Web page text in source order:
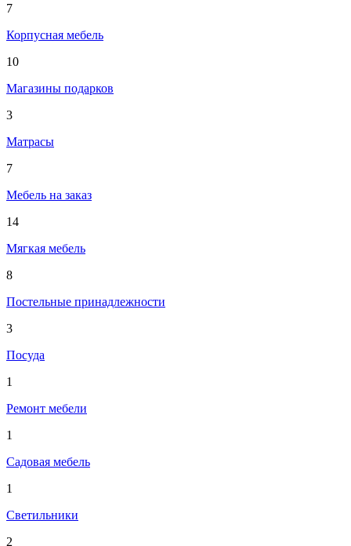
7
Корпусная мебель
10
Магазины подарков
3
Матрасы
7
Мебель на заказ
14
Мягкая мебель
8
Постельные принадлежности
3
Посуда
1
Ремонт мебели
1
Садовая мебель
1
Светильники
2